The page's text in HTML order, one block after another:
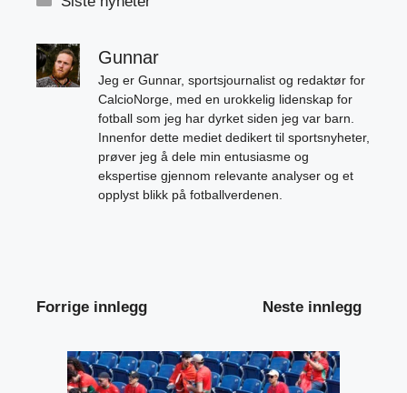
Gunnar
Jeg er Gunnar, sportsjournalist og redaktør for
CalcioNorge, med en urokkelig lidenskap for
fotball som jeg har dyrket siden jeg var barn.
Innenfor dette mediet dedikert til sportsnyheter,
prøver jeg å dele min entusiasme og
ekspertise gjennom relevante analyser og et
opplyst blikk på fotballverdenen.
Forrige innlegg Neste innlegg